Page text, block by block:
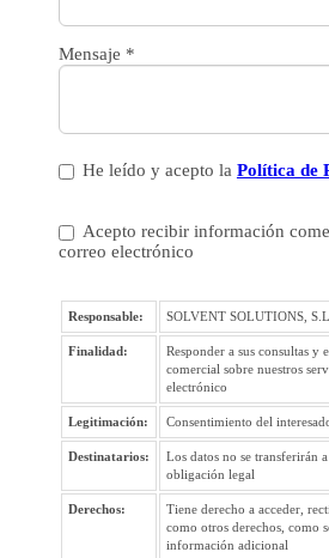
Mensaje *
He leído y acepto la Política de
Acepto recibir información
correo electrónico
Responsable: SOLVENT SOLUTIONS, S.L
Finalidad:
Responder a sus consultas y
comercial sobre nuestros
electrónico
Legitimación: Consentimiento del
Destinatarios:
Los datos no se transferirán
obligación legal
Derechos:
Tiene derecho a acceder,
como otros derechos, como
información adicional